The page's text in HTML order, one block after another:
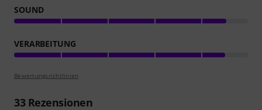
SOUND
VERARBEITUNG
Bewertungsrichtlinien
33Rezensionen